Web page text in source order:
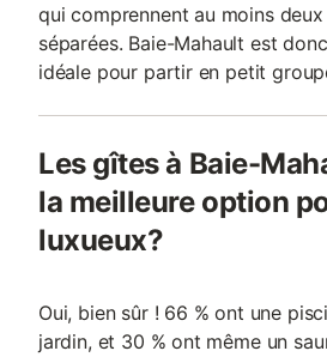
qui comprennent au moins
séparées. Baie-Mahault est
idéale pour partir en petit
Les gîtes à Baie-
la meilleure option
luxueux?
Oui, bien sûr ! 66 % ont une
jardin, et 30 % ont même un